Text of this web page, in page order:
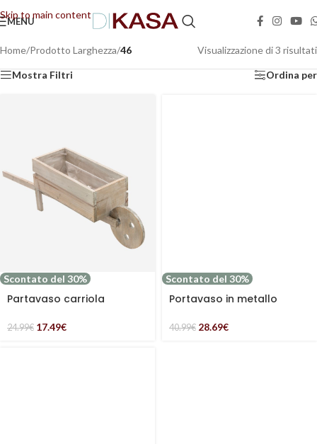
Skip to main content
📢 Dal 08/08/2026 al 23/08/2026 (compresi) gli ordini saranno evasi con tempi di
MENU
Home/Prodotto Larghezza/46 Visualizzazione di 3 risultati
Mostra Filtri Ordina per
Scontato del 30%
Partavaso carriola
24.99€ 17.49€
Scontato del 30%
Portavaso in metallo
40.99€ 28.69€